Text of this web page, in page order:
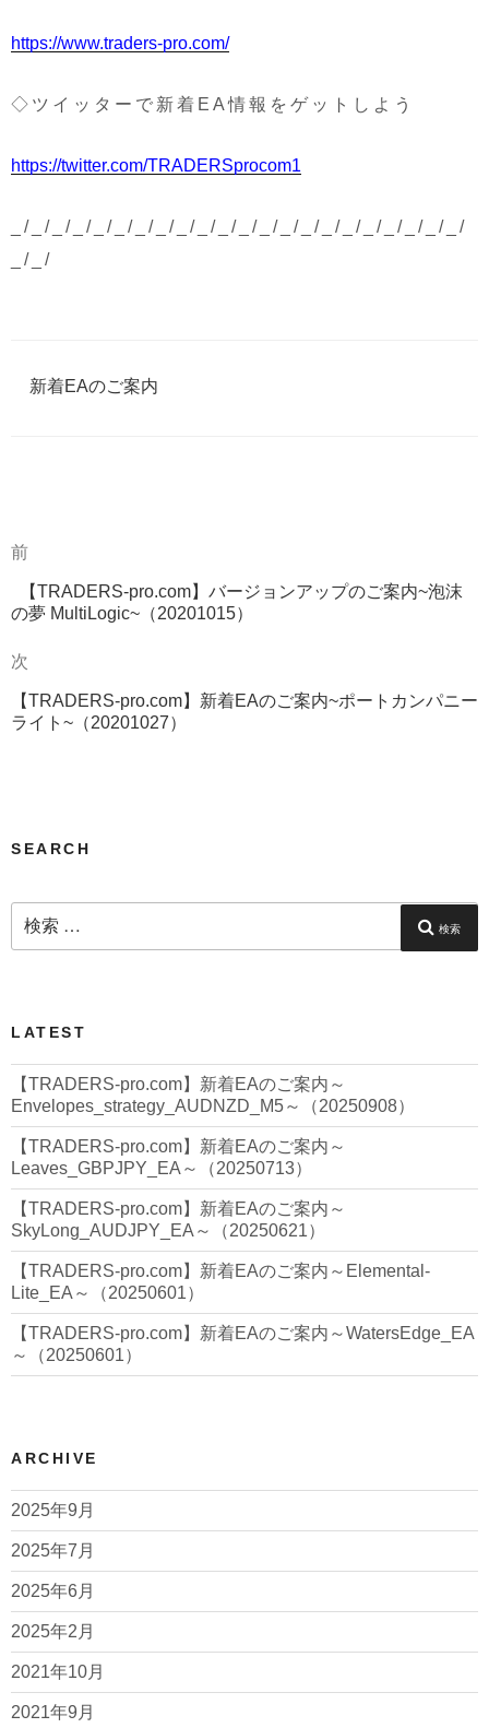
https://www.traders-pro.com/
◇ツイッターで新着EA情報をゲットしよう
https://twitter.com/TRADERSprocom1
_/_/_/_/_/_/_/_/_/_/_/_/_/_/_/_/_/_/_/_/_/_/
_/_/
カ
新着EAのご案内
投
稿
ビ
ゲ
ン
過
投
前
【TRADERS-pro.com】バージョンアップのご案内~泡沫
の夢 MultiLogic~（20201015）
次
投
稿
次
【TRADERS-pro.com】新着EAのご案内~ポートカンパニー
ライト~（20201027）
SEARCH
検
索:
検索
LATEST
【TRADERS-pro.com】新着EAのご案内～
Envelopes_strategy_AUDNZD_M5～（20250908）
【TRADERS-pro.com】新着EAのご案内～
Leaves_GBPJPY_EA～（20250713）
【TRADERS-pro.com】新着EAのご案内～
SkyLong_AUDJPY_EA～（20250621）
【TRADERS-pro.com】新着EAのご案内～Elemental-
Lite_EA～（20250601）
【TRADERS-pro.com】新着EAのご案内～WatersEdge_EA
～（20250601）
ARCHIVE
2025年9月
2025年7月
2025年6月
2025年2月
2021年10月
2021年9月